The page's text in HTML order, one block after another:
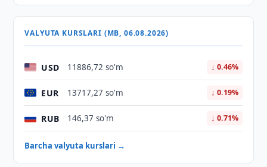
VALYUTA KURSLARI (MB, 06.08.2026)
USD 11886,72 so'm ↓ 0.46%
EUR 13717,27 so'm ↓ 0.19%
RUB 146,37 so'm ↓ 0.71%
Barcha valyuta kurslari →